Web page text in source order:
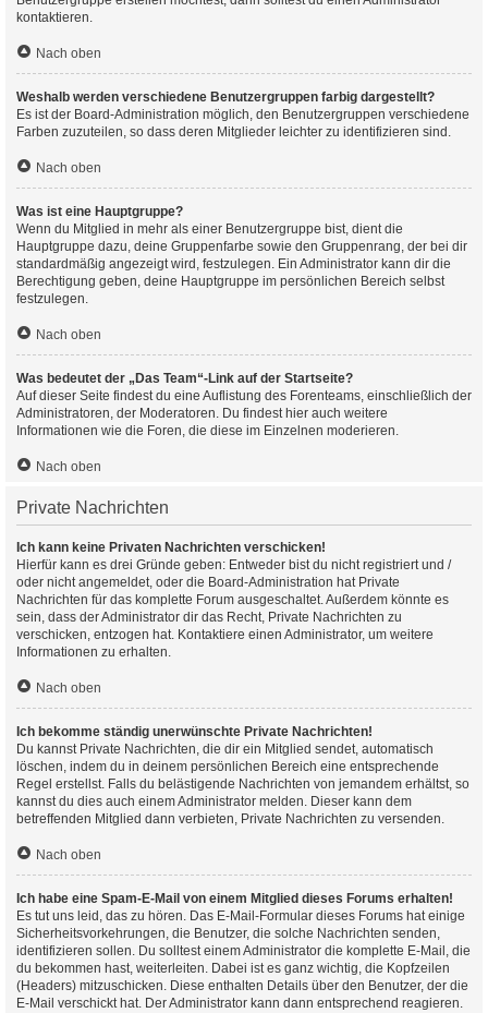
kontaktieren.
Nach oben
Weshalb werden verschiedene Benutzergruppen farbig dargestellt?
Es ist der Board-Administration möglich, den Benutzergruppen verschiedene
Farben zuzuteilen, so dass deren Mitglieder leichter zu identifizieren sind.
Nach oben
Was ist eine Hauptgruppe?
Wenn du Mitglied in mehr als einer Benutzergruppe bist, dient die
Hauptgruppe dazu, deine Gruppenfarbe sowie den Gruppenrang, der bei dir
standardmäßig angezeigt wird, festzulegen. Ein Administrator kann dir die
Berechtigung geben, deine Hauptgruppe im persönlichen Bereich selbst
festzulegen.
Nach oben
Was bedeutet der „Das Team“-Link auf der Startseite?
Auf dieser Seite findest du eine Auflistung des Forenteams, einschließlich der
Administratoren, der Moderatoren. Du findest hier auch weitere
Informationen wie die Foren, die diese im Einzelnen moderieren.
Nach oben
Private Nachrichten
Ich kann keine Privaten Nachrichten verschicken!
Hierfür kann es drei Gründe geben: Entweder bist du nicht registriert und /
oder nicht angemeldet, oder die Board-Administration hat Private
Nachrichten für das komplette Forum ausgeschaltet. Außerdem könnte es
sein, dass der Administrator dir das Recht, Private Nachrichten zu
verschicken, entzogen hat. Kontaktiere einen Administrator, um weitere
Informationen zu erhalten.
Nach oben
Ich bekomme ständig unerwünschte Private Nachrichten!
Du kannst Private Nachrichten, die dir ein Mitglied sendet, automatisch
löschen, indem du in deinem persönlichen Bereich eine entsprechende
Regel erstellst. Falls du belästigende Nachrichten von jemandem erhältst, so
kannst du dies auch einem Administrator melden. Dieser kann dem
betreffenden Mitglied dann verbieten, Private Nachrichten zu versenden.
Nach oben
Ich habe eine Spam-E-Mail von einem Mitglied dieses Forums erhalten!
Es tut uns leid, das zu hören. Das E-Mail-Formular dieses Forums hat einige
Sicherheitsvorkehrungen, die Benutzer, die solche Nachrichten senden,
identifizieren sollen. Du solltest einem Administrator die komplette E-Mail, die
du bekommen hast, weiterleiten. Dabei ist es ganz wichtig, die Kopfzeilen
(Headers) mitzuschicken. Diese enthalten Details über den Benutzer, der die
E-Mail verschickt hat. Der Administrator kann dann entsprechend reagieren.